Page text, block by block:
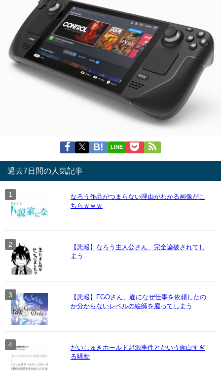
LINE
過去7日間の人気記事
なろう作品がつまらない理由がわかる画像がこ
ちらｗｗｗ
【悲報】なろう主人公さん、完全論破されてし
まう
【悲報】FGOさん、遂になぜ仕事を依頼したの
か分からないレベルの絵師を雇ってしまう
だいしゅきホールド起源事件とかいう面白すぎ
る騒動